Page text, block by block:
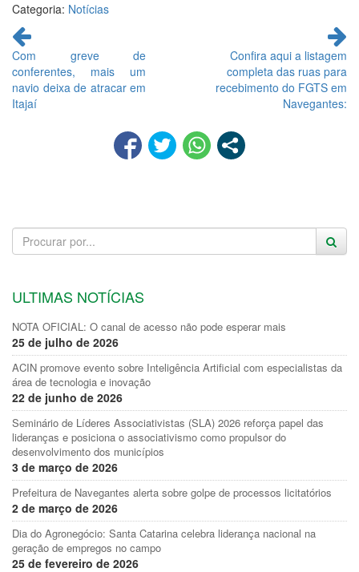
Categoria: Notícias
Continue
lendo
Com greve de
conferentes, mais um
navio deixa de atracar em
Itajaí
Confira aqui a listagem
completa das ruas para
recebimento do FGTS em
Navegantes:
ULTIMAS NOTÍCIAS
NOTA OFICIAL: O canal de acesso não pode esperar mais
25 de julho de 2026
ACIN promove evento sobre Inteligência Artificial com especialistas da
área de tecnologia e inovação
22 de junho de 2026
Seminário de Líderes Associativistas (SLA) 2026 reforça papel das
lideranças e posiciona o associativismo como propulsor do
desenvolvimento dos municípios
3 de março de 2026
Prefeitura de Navegantes alerta sobre golpe de processos licitatórios
2 de março de 2026
Dia do Agronegócio: Santa Catarina celebra liderança nacional na
geração de empregos no campo
25 de fevereiro de 2026